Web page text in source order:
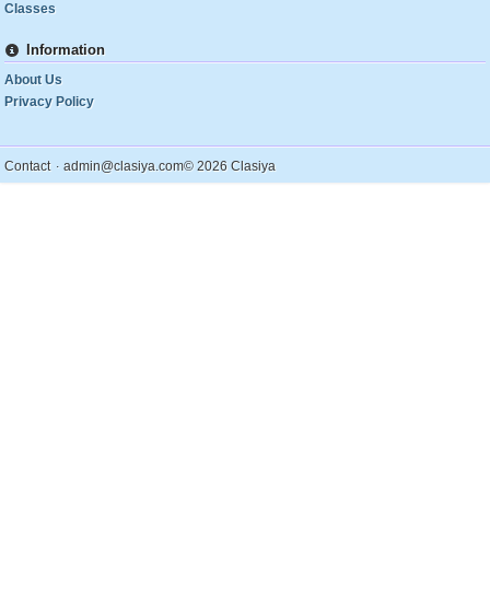
Classes
Information
About Us
Privacy Policy
Contact . admin@clasiya.com© 2026 Clasiya